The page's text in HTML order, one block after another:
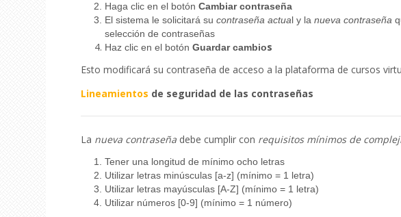
Haga clic en el botón Cambiar contraseña
El sistema le solicitará su contraseña actual y la nueva contraseña
selección de contraseñas
Haz clic en el botón Guardar cambios
Esto modificará su contraseña de acceso a la plataforma de cursos
Lineamientos de seguridad de las contraseñas
La nueva contraseñadebe cumplir con requisitos mínimos de
Tener una longitud de mínimo ocho letras
Utilizar letras minúsculas [a-z] (mínimo = 1 letra)
Utilizar letras mayúsculas [A-Z] (mínimo = 1 letra)
Utilizar números [0-9] (mínimo = 1 número)